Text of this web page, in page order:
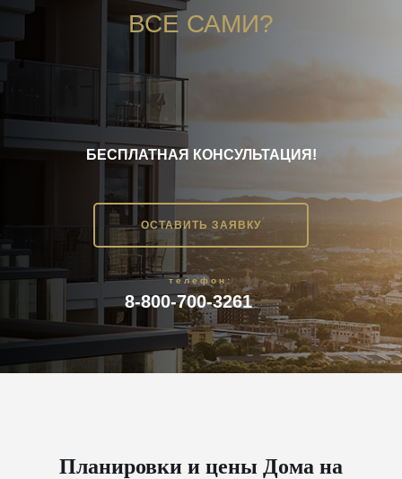
8-800-700-3261
телефон:
ВСЕ САМИ?
БЕСПЛАТНАЯ КОНСУЛЬТАЦИЯ!
ОСТАВИТЬ ЗАЯВКУ
Планировки и цены Дома на